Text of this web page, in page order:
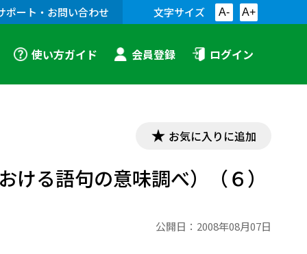
ポート・お問い合わせ 文字サイズ A- A+
使い方ガイド 会員登録 ログイン
お気に入りに追加
る語句の意味調べ）（６）
公開日： 2008年08月07日